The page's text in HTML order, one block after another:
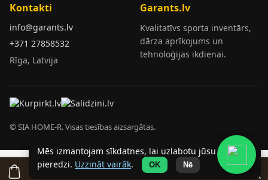
Kontakti
info@garants.lv
+371 27858532
Rīga, Latvija
Garants.lv
Kvalitatīvs sporta inventārs,
dārza aprīkojums un
tehnoloģijas ikdienai.
© SIA HOME-R. Visas tiesības aizsargātas.
Mēs izmantojam sīkdatnes, lai uzlabotu jūsu
pieredzi. Uzzināt vairāk. OK Nē